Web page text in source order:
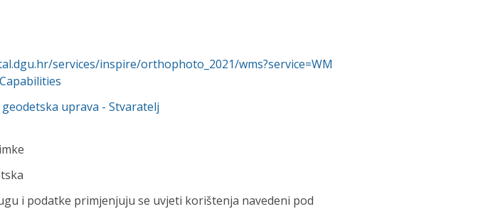
services/inspire/orthophoto_2021/wms?service=WM
uprava - Stvaratelj
i podatke primjenjuju se uvjeti korištenja navedeni pod